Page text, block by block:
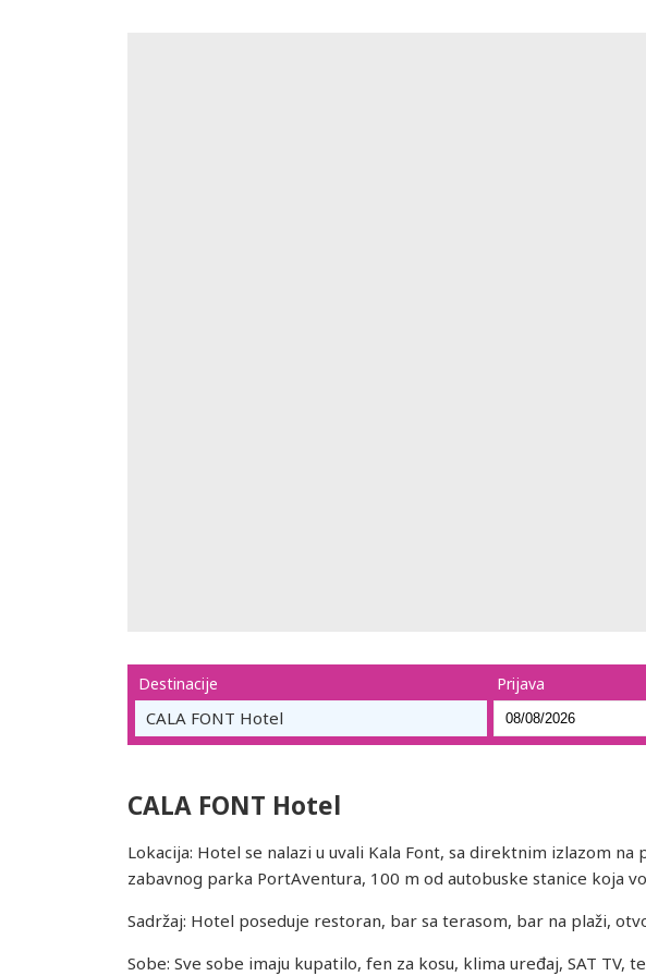
Destinacije
CALA FONT Hotel
Prijava
CALA FONT Hotel
Lokacija: Hotel se nalazi u uvali Kala Font, sa direktnim izlazom na
zabavnog parka PortAventura, 100 m od autobuske stanice koja
Sadržaj: Hotel poseduje restoran, bar sa terasom, bar na plaži,
Sobe: Sve sobe imaju kupatilo, fen za kosu, klima uređaj, SAT